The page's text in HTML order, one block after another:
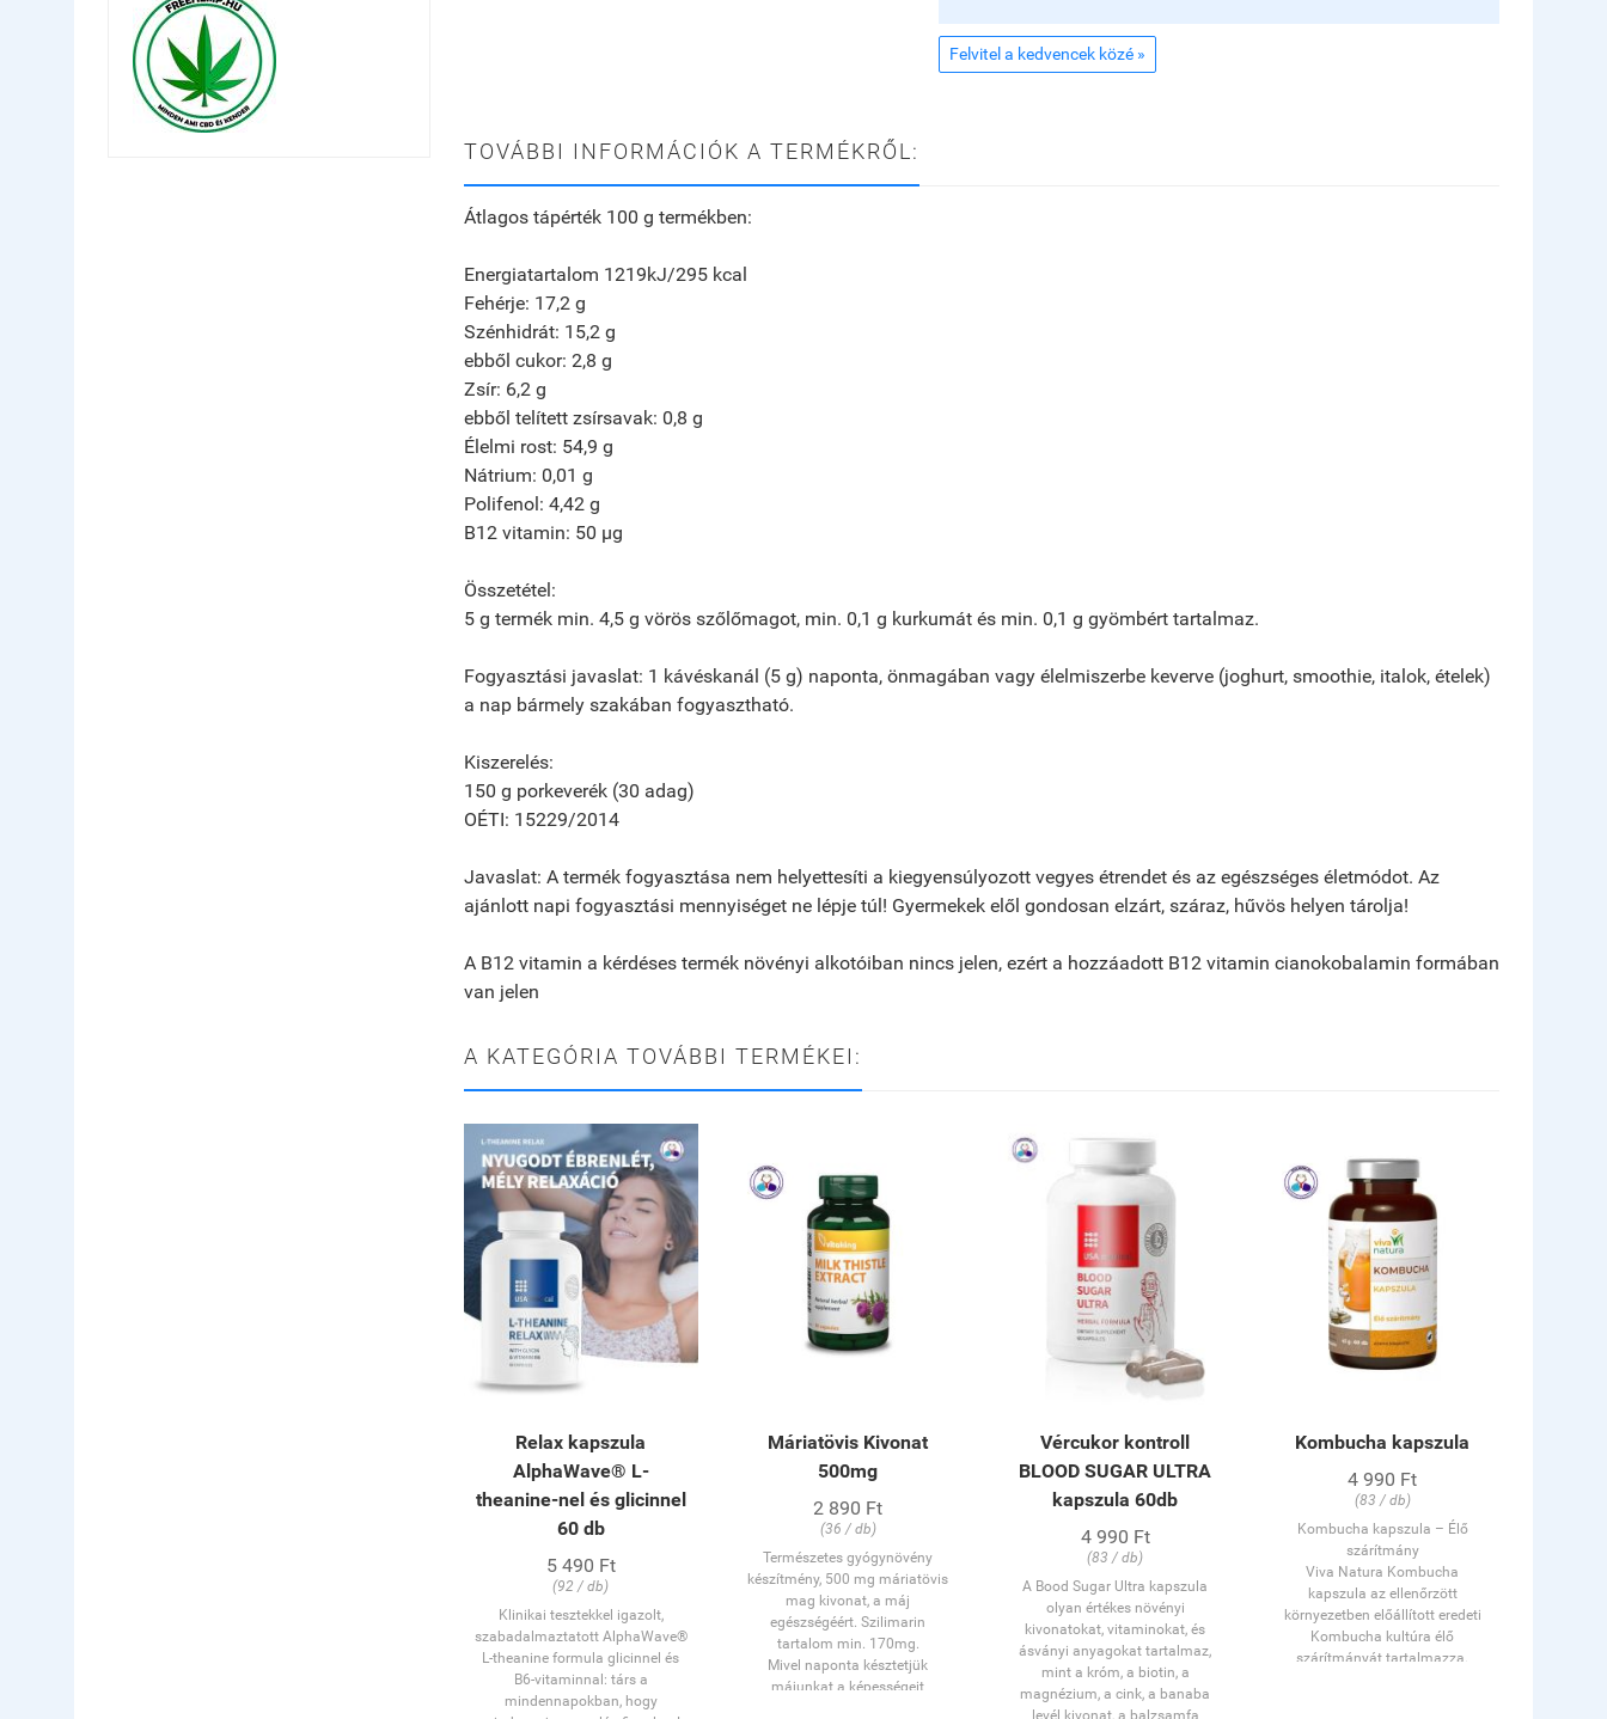
Felvitel a kedvencek közé »
TOVÁBBI INFORMÁCIÓK A TERMÉKRŐL:
Átlagos tápérték 100 g termékben:
Energiatartalom 1219kJ/295 kcal
Fehérje: 17,2 g
Szénhidrát: 15,2 g
ebből cukor: 2,8 g
Zsír: 6,2 g
ebből telített zsírsavak: 0,8 g
Élelmi rost: 54,9 g
Nátrium: 0,01 g
Polifenol: 4,42 g
B12 vitamin: 50 µg
Összetétel:
5 g termék min. 4,5 g vörös szőlőmagot, min. 0,1 g kurkumát és min. 0,1 g gyömbért tartalmaz.
Fogyasztási javaslat: 1 kávéskanál (5 g) naponta, önmagában vagy élelmiszerbe keverve (joghurt, smoothie, italok, ételek)
a nap bármely szakában fogyasztható.
Kiszerelés:
150 g porkeverék (30 adag)
OÉTI: 15229/2014
Javaslat: A termék fogyasztása nem helyettesíti a kiegyensúlyozott vegyes étrendet és az egészséges életmódot. Az
ajánlott napi fogyasztási mennyiséget ne lépje túl! Gyermekek elől gondosan elzárt, száraz, hűvös helyen tárolja!
A B12 vitamin a kérdéses termék növényi alkotóiban nincs jelen, ezért a hozzáadott B12 vitamin cianokobalamin formában
van jelen
A KATEGÓRIA TOVÁBBI TERMÉKEI:
Relax kapszula
AlphaWave® L-
theanine-nel és glicinnel
60 db
5 490 Ft
(92 / db)
Klinikai tesztekkel igazolt,
szabadalmaztatott AlphaWave®
L-theanine formula glicinnel és
B6-vitaminnal: társ a
mindennapokban, hogy
Máriatövis Kivonat
500mg
2 890 Ft
(36 / db)
Természetes gyógynövény
készítmény, 500 mg máriatövis
mag kivonat, a máj
egészségéért. Szilimarin
tartalom min. 170mg.
Mivel naponta késztetjük
májunkat a képességeit
Vércukor kontroll
BLOOD SUGAR ULTRA
kapszula 60db
4 990 Ft
(83 / db)
A Bood Sugar Ultra kapszula
olyan értékes növényi
kivonatokat, vitaminokat, és
ásványi anyagokat tartalmaz,
mint a króm, a biotin, a
magnézium, a cink, a banaba
levél kivonat, a balzsamfa
Kombucha kapszula
4 990 Ft
(83 / db)
Kombucha kapszula – Élő
szárítmány
Viva Natura Kombucha
kapszula az ellenőrzött
környezetben előállított eredeti
Kombucha kultúra élő
szárítmányát tartalmazza.